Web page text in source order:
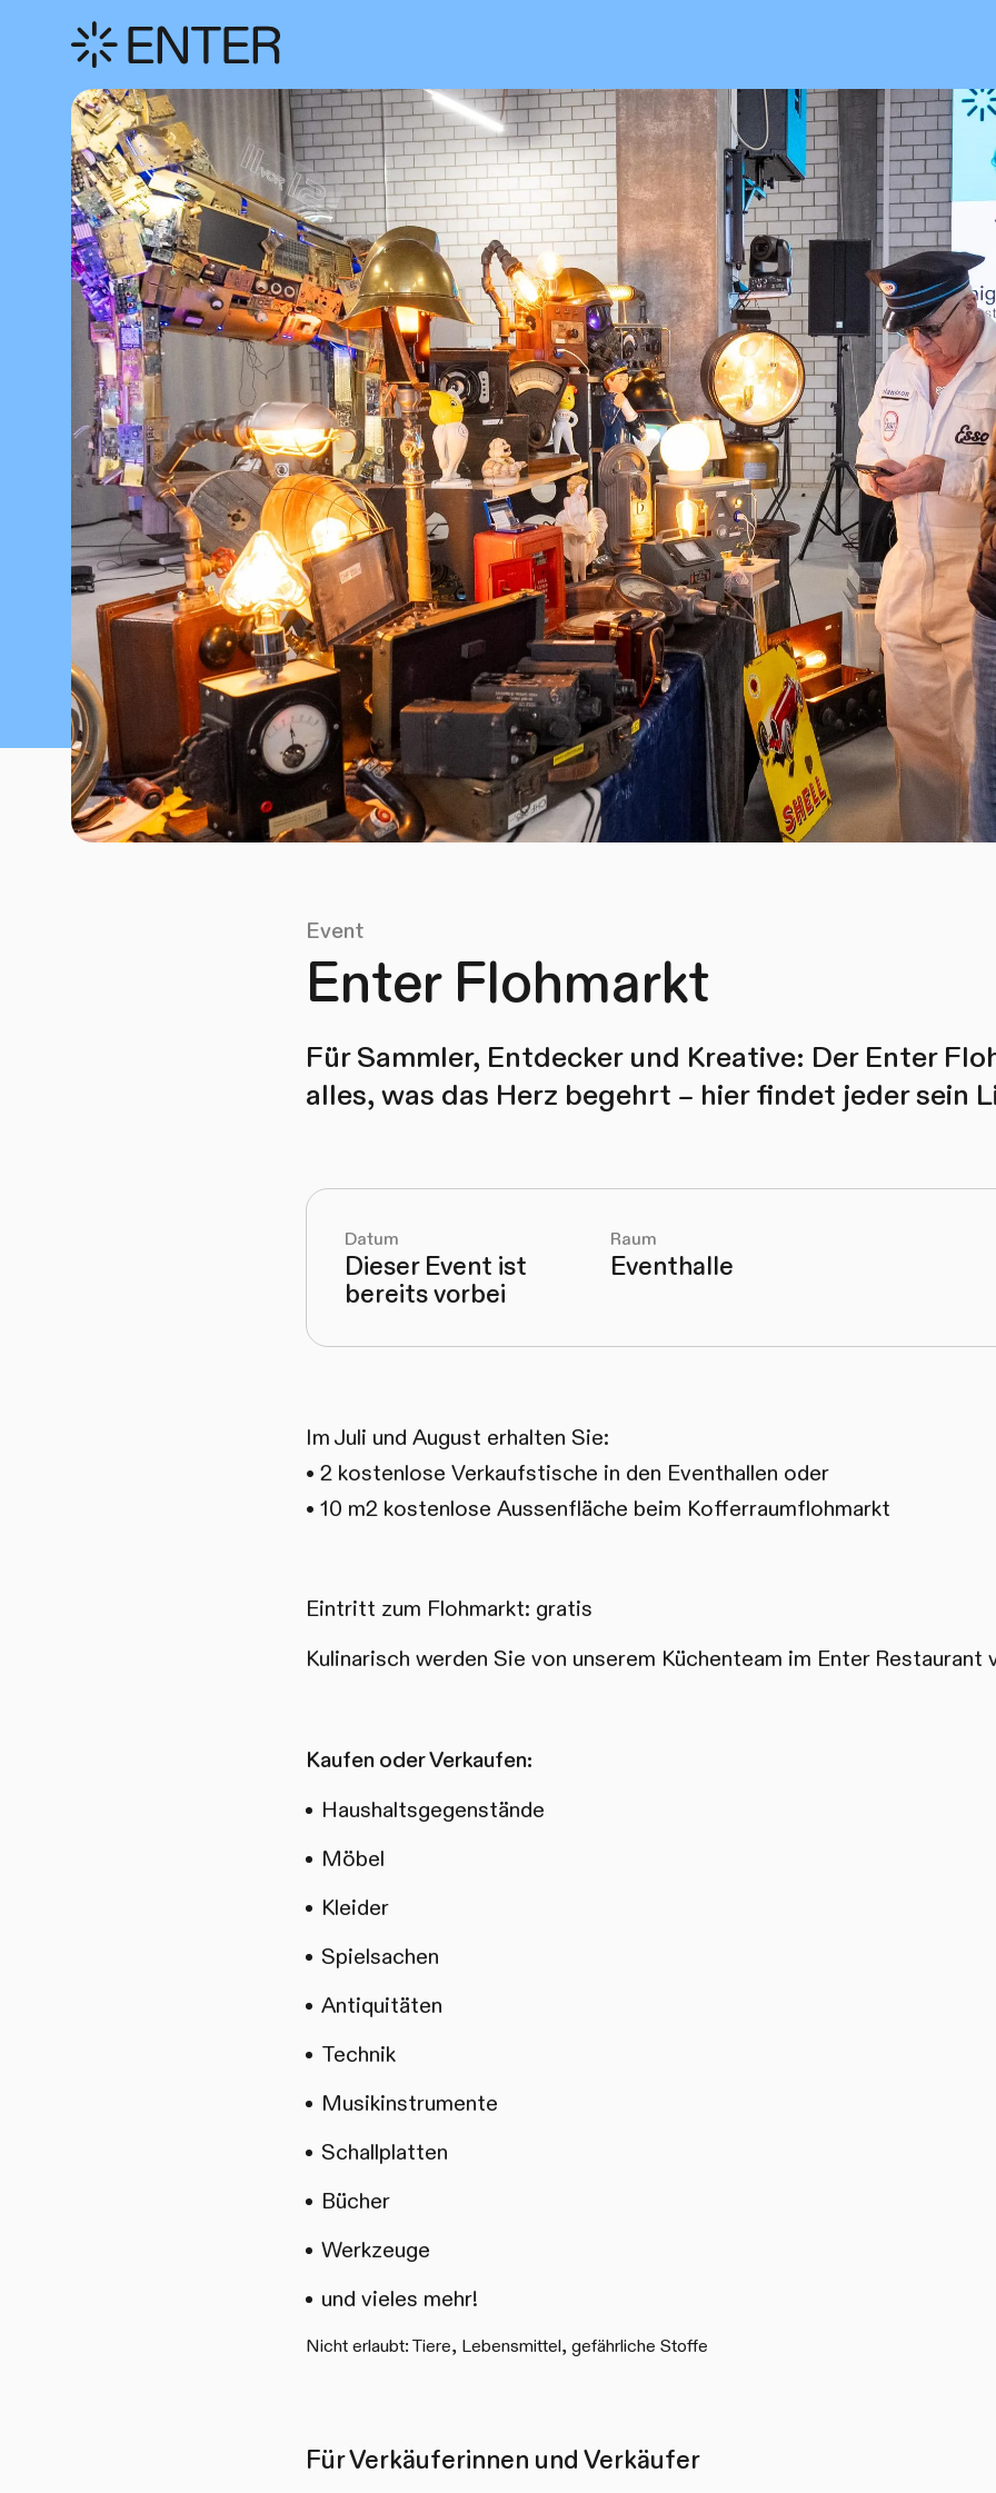
Event
Enter Flohmarkt
Für Sammler, Entdecker und Kreative: Der Enter
alles, was das Herz begehrt – hier findet jeder sein
Datum
Dieser Event ist
bereits vorbei
Raum
Eventhalle
Im Juli und August erhalten Sie:
• 2 kostenlose Verkaufstische in den Eventhallen oder
• 10 m2 kostenlose Aussenfläche beim Kofferraumflohmarkt
Eintritt zum Flohmarkt: gratis
Kulinarisch werden Sie von unserem Küchenteam im Enter Restaurant
Kaufen oder Verkaufen:
Haushaltsgegenstände
Möbel
Kleider
Spielsachen
Antiquitäten
Technik
Musikinstrumente
Schallplatten
Bücher
Werkzeuge
und vieles mehr!
Nicht erlaubt: Tiere, Lebensmittel, gefährliche Stoffe
Für Verkäuferinnen und Verkäufer